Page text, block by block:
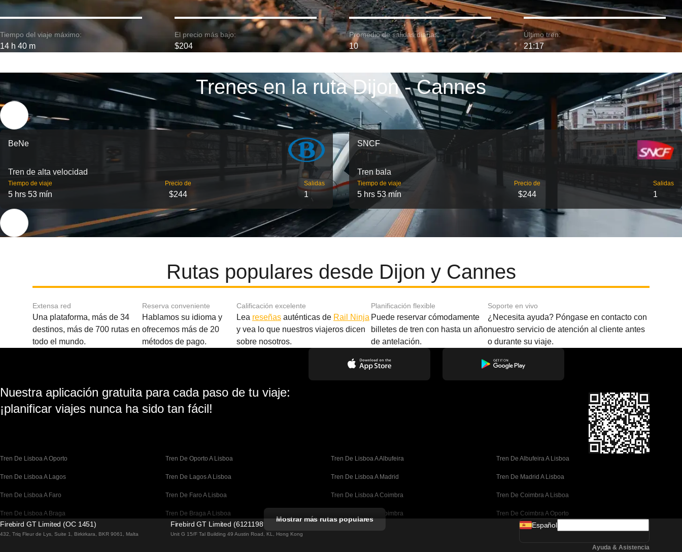
Tiempo del viaje máximo:
14 h 40 m
El precio más bajo:
$204
Promedio de salidas diarias:
10
Último tren:
21:17
Trenes en la ruta Dijon - Cannes
BeNe
Tren de alta velocidad
Tiempo de viaje
5 hrs 53 mín
Precio de
$244
Salidas
1
SNCF
Tren bala
Tiempo de viaje
5 hrs 53 mín
Precio de
$244
Salidas
1
Rutas populares desde Dijon y Cannes
Extensa red
Una plataforma, más de 34
destinos, más de 700 rutas en
todo el mundo.
Reserva conveniente
Hablamos su idioma y
ofrecemos más de 20
métodos de pago.
Calificación excelente
Lea reseñasauténticas de Rail Ninja
y vea lo que nuestros viajeros dicen
sobre nosotros.
Planificación flexible
Puede reservar cómodamente
billetes de tren con hasta un año
de antelación.
Soporte en vivo
¿Necesita ayuda? Póngase en contacto con
nuestro servicio de atención al cliente antes
o durante su viaje.
Nuestra aplicación gratuita para cada paso de tu viaje:
¡planificar viajes nunca ha sido tan fácil!
Tren De Lisboa A Oporto Tren De Oporto A Lisboa Tren De Lisboa A Albufeira Tren De Albufeira A Lisboa
Tren De Lisboa A Lagos Tren De Lagos A Lisboa Tren De Lisboa A Madrid Tren De Madrid A Lisboa
Tren De Lisboa A Faro Tren De Faro A Lisboa Tren De Lisboa A Coimbra Tren De Coimbra A Lisboa
Tren De Lisboa A Braga Tren De Braga A Lisboa Tren De Oporto A Coimbra Tren De Coimbra A Oporto
Tren De Barcelona A Madrid Tren De Madrid A Barcelona Tren De Valencia A Barcelona
Mostrar más rutas populares
Firebird GT Limited (OC 1451)
432, Triq Fleur de Lys, Suite 1, Birkirkara, BKR 9061, Malta
Firebird GT Limited (61211989)
Unit G 15/F Tal Building 49 Austin Road, KL, Hong Kong
Español
Ayuda & Asistencia